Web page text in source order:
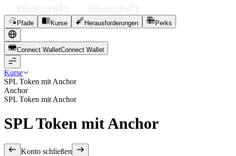
Pfade Kurse Herausforderungen Perks
Connect WalletConnect Wal et
Kurse
SPL Token mit Anchor
Anchor
SPL Token mit Anchor
SPL Token mit Anchor
Konto schließen